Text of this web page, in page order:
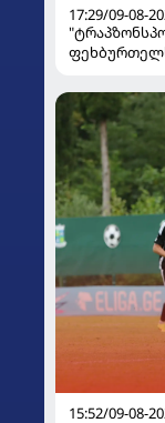
17:29/09-08-
15:52/09-08-